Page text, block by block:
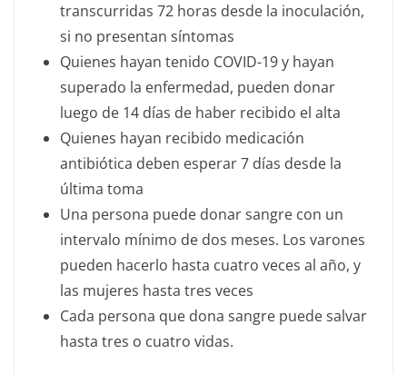
transcurridas 72 horas desde la inoculación,
si no presentan síntomas
Quienes hayan tenido COVID-19 y hayan
superado la enfermedad, pueden donar
luego de 14 días de haber recibido el alta
Quienes hayan recibido medicación
antibiótica deben esperar 7 días desde la
última toma
Una persona puede donar sangre con un
intervalo mínimo de dos meses. Los varones
pueden hacerlo hasta cuatro veces al año, y
las mujeres hasta tres veces
Cada persona que dona sangre puede salvar
hasta tres o cuatro vidas.